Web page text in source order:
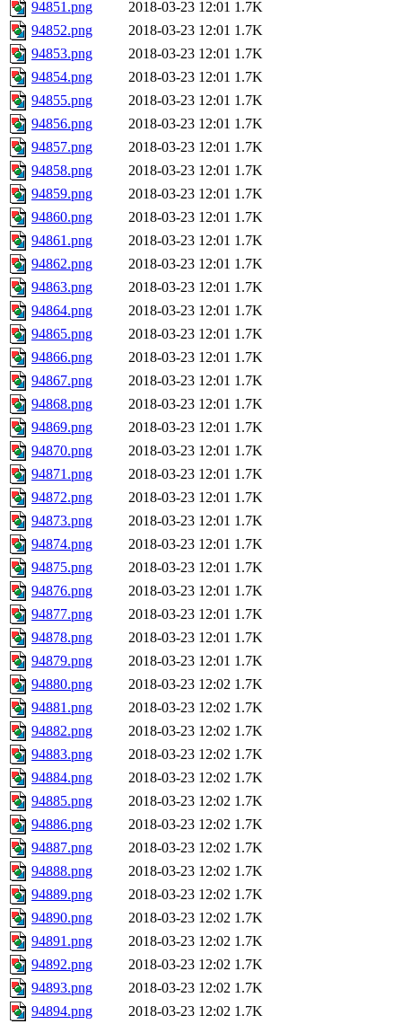
94851.png 2018-03-23 12:01 1.7K
94852.png
2018-03-23 12:01 1.7K
94853.png
2018-03-23 12:01 1.7K
94854.png
2018-03-23 12:01 1.7K
94855.png
2018-03-23 12:01 1.7K
94856.png
2018-03-23 12:01 1.7K
94857.png
2018-03-23 12:01 1.7K
94858.png
2018-03-23 12:01 1.7K
94859.png
2018-03-23 12:01 1.7K
94860.png
2018-03-23 12:01 1.7K
94861.png
2018-03-23 12:01 1.7K
94862.png
2018-03-23 12:01 1.7K
94863.png
2018-03-23 12:01 1.7K
94864.png
2018-03-23 12:01 1.7K
94865.png
2018-03-23 12:01 1.7K
94866.png
2018-03-23 12:01 1.7K
94867.png
2018-03-23 12:01 1.7K
94868.png
2018-03-23 12:01 1.7K
94869.png
2018-03-23 12:01 1.7K
94870.png
2018-03-23 12:01 1.7K
94871.png
2018-03-23 12:01 1.7K
94872.png
2018-03-23 12:01 1.7K
94873.png
2018-03-23 12:01 1.7K
94874.png
2018-03-23 12:01 1.7K
94875.png
2018-03-23 12:01 1.7K
94876.png
2018-03-23 12:01 1.7K
94877.png
2018-03-23 12:01 1.7K
94878.png
2018-03-23 12:01 1.7K
94879.png
2018-03-23 12:01 1.7K
94880.png
2018-03-23 12:02 1.7K
94881.png
2018-03-23 12:02 1.7K
94882.png
2018-03-23 12:02 1.7K
94883.png
2018-03-23 12:02 1.7K
94884.png
2018-03-23 12:02 1.7K
94885.png
2018-03-23 12:02 1.7K
94886.png
2018-03-23 12:02 1.7K
94887.png
2018-03-23 12:02 1.7K
94888.png
2018-03-23 12:02 1.7K
94889.png
2018-03-23 12:02 1.7K
94890.png
2018-03-23 12:02 1.7K
94891.png
2018-03-23 12:02 1.7K
94892.png
2018-03-23 12:02 1.7K
94893.png
2018-03-23 12:02 1.7K
94894.png
2018-03-23 12:02 1.7K